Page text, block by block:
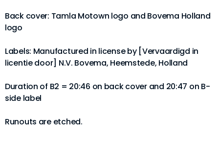
Back cover: Tamla Motown logo and Bovema Holland
logo
Labels: Manufactured in license by [Vervaardigd in
licentie door] N.V. Bovema, Heemstede, Holland
Duration of B2 = 20:46 on back cover and 20:47 on B-
side label
Runouts are etched.